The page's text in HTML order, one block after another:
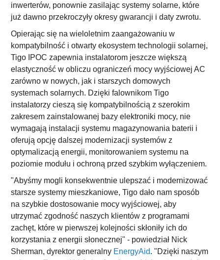
inwerterów, ponownie zasilając systemy solarne, które
już dawno przekroczyły okresy gwarancji i daty zwrotu.
Opierając się na wieloletnim zaangażowaniu w
kompatybilność i otwarty ekosystem technologii solarnej,
Tigo IPOC zapewnia instalatorom jeszcze większą
elastyczność w obliczu ograniczeń mocy wyjściowej AC
zarówno w nowych, jak i starszych domowych
systemach solarnych. Dzięki falownikom Tigo
instalatorzy cieszą się kompatybilnością z szerokim
zakresem zainstalowanej bazy elektroniki mocy, nie
wymagają instalacji systemu magazynowania baterii i
oferują opcję dalszej modernizacji systemów z
optymalizacją energii, monitorowaniem systemu na
poziomie modułu i ochroną przed szybkim wyłączeniem.
"Abyśmy mogli konsekwentnie ulepszać i modernizować
starsze systemy mieszkaniowe, Tigo dało nam sposób
na szybkie dostosowanie mocy wyjściowej, aby
utrzymać zgodność naszych klientów z programami
zachęt, które w pierwszej kolejności skłoniły ich do
korzystania z energii słonecznej" - powiedział Nick
Sherman, dyrektor generalny EnergyAid. "Dzięki naszym